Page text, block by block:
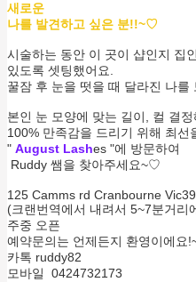
새로운
나를 발견하고 싶은 분!!~♡
시술하는 동안 이 곳이 샵인지 집
있도록 셋팅했어요.
꿀잠 후 눈을 떳을 때 달라진 나를
본인 눈 모양에 맞는 길이, 컬 결
100% 만족감을 드리기 위해 최선
" August Lashes "에 방문하여
Ruddy 쌤을 찾아주세요~♡
125 Camms rd Cranbourne
(크랜번역에서 내려서 5~7분거리
주중 오픈
예약문의는 언제든지 환영이에요
카톡 ruddy82
모바일 0424732173